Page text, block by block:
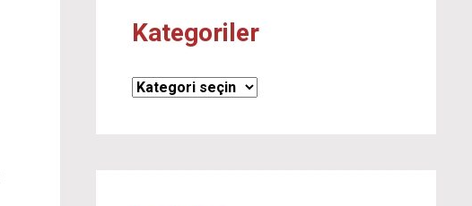
Kategoriler
Kategoriler